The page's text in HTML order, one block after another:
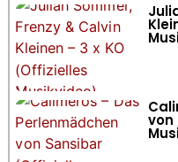
von